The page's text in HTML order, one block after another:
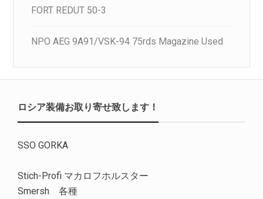
FORT REDUT 50-3
NPO AEG 9A91/VSK-94 75rds Magazine Used
ロシア装備お取り寄せ致します！
SSO GORKA
Stich-Profi マカロフホルスター
Smersh 各種